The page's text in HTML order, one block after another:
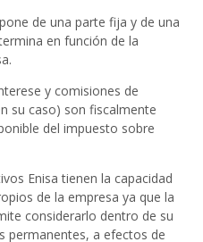
de una parte fija y de una
en función de la
y comisiones de
su caso) son fiscalmente
del impuesto sobre
Enisa tienen la capacidad
de la empresa ya que la
considerarlo dentro de su
a efectos de